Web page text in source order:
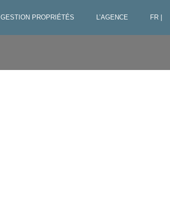
GESTION PROPRIÉTÉS L’AGENCE FR |